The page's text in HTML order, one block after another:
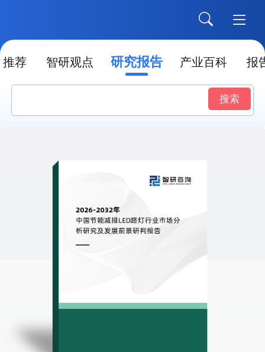
推荐 智研观点 研究报告 产业百科 报
搜索